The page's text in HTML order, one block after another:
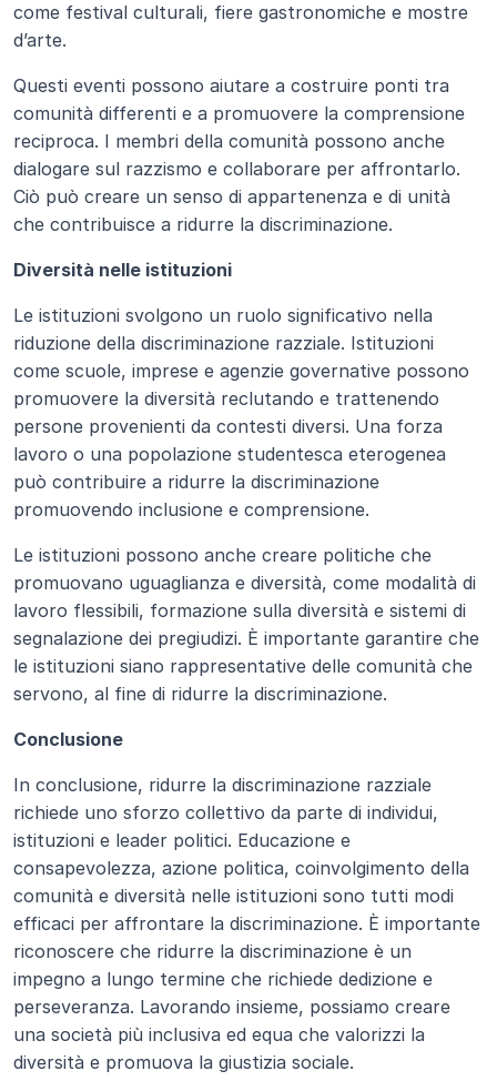
come festival culturali, fiere gastronomiche e mostre
d’arte.
Questi eventi possono aiutare a costruire ponti tra
comunità differenti e a promuovere la comprensione
reciproca. I membri della comunità possono anche
dialogare sul razzismo e collaborare per affrontarlo.
Ciò può creare un senso di appartenenza e di unità
che contribuisce a ridurre la discriminazione.
Diversità nelle istituzioni
Le istituzioni svolgono un ruolo significativo nella
riduzione della discriminazione razziale. Istituzioni
come scuole, imprese e agenzie governative possono
promuovere la diversità reclutando e trattenendo
persone provenienti da contesti diversi. Una forza
lavoro o una popolazione studentesca eterogenea
può contribuire a ridurre la discriminazione
promuovendo inclusione e comprensione.
Le istituzioni possono anche creare politiche che
promuovano uguaglianza e diversità, come modalità di
lavoro flessibili, formazione sulla diversità e sistemi di
segnalazione dei pregiudizi. È importante garantire che
le istituzioni siano rappresentative delle comunità che
servono, al fine di ridurre la discriminazione.
Conclusione
In conclusione, ridurre la discriminazione razziale
richiede uno sforzo collettivo da parte di individui,
istituzioni e leader politici. Educazione e
consapevolezza, azione politica, coinvolgimento della
comunità e diversità nelle istituzioni sono tutti modi
efficaci per affrontare la discriminazione. È importante
riconoscere che ridurre la discriminazione è un
impegno a lungo termine che richiede dedizione e
perseveranza. Lavorando insieme, possiamo creare
una società più inclusiva ed equa che valorizzi la
diversità e promuova la giustizia sociale.